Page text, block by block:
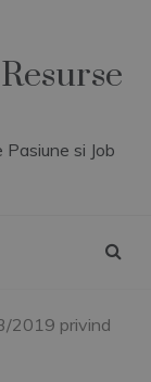
si Job
2019 privind